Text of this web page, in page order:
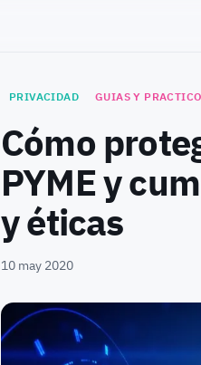
PRIVACIDAD GUIAS Y
Cómo
PYME y
y éticas
10 may 2020